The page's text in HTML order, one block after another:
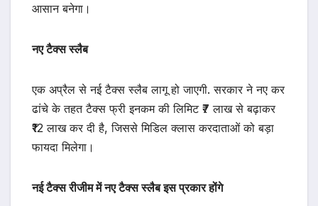
आसान बनेगा।
नए टैक्स स्लैब
एक अप्रैल से नई टैक्‍स स्‍लैब लागू हो जाएगी. सरकार ने नए कर
ढांचे के तहत टैक्स फ्री इनकम की लिमिट ₹7 लाख से बढ़ाकर
₹12 लाख कर दी है, जिससे मिडिल क्लास करदाताओं को बड़ा
फायदा मिलेगा।
नई टैक्‍स रीजीम में नए टैक्स स्लैब इस प्रकार होंगे